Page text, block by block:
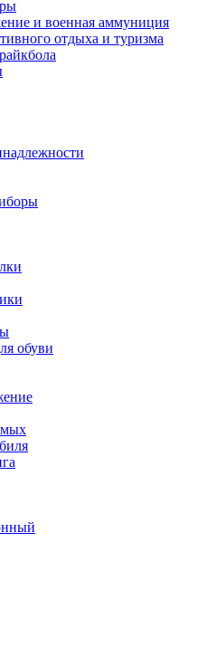
и военная аммуниция
отдыха и туризма
обуви